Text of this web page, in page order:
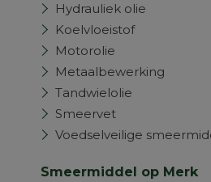
Hydrauliek olie
Koelvloeistof
Motorolie
Metaalbewerking
Tandwielolie
Smeervet
Voedselveilige
Smeermiddel op Merk